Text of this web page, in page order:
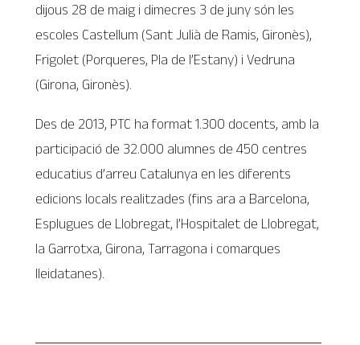
dijous 28 de maig i dimecres 3 de juny són les
escoles Castellum (Sant Julià de Ramis, Gironès),
Frigolet (Porqueres, Pla de l’Estany) i Vedruna
(Girona, Gironès).
Des de 2013, PTC ha format 1.300 docents, amb la
participació de 32.000 alumnes de 450 centres
educatius d’arreu Catalunya en les diferents
edicions locals realitzades (fins ara a Barcelona,
Esplugues de Llobregat, l’Hospitalet de Llobregat,
la Garrotxa, Girona, Tarragona i comarques
lleidatanes).